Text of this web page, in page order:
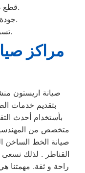
قطع غيار و تكلفة صيانة عالية.
جودة االتبريد تقل في الصيف.
تسريب غاز الفريون أحيانا.
مراكز
صيانة اريستون
بتقديم خدمات
بأستخدام أحدث
متخصص من
صيانة الخط الساخن
القناطر . لذلك نسعى
راحة و ثقة. مهمتنا